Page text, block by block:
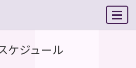
MENU
ケジュール